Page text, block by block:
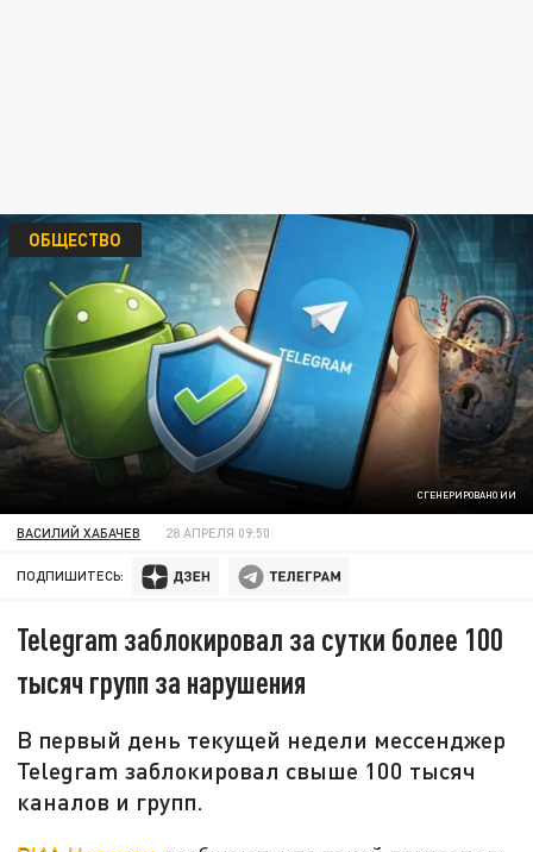
СГЕНЕРИРОВАНО ИИ
ОБЩЕСТВО
ВАСИЛИЙ ХАБАЧЕВ 28 АПРЕЛЯ 09:50
ПОДПИШИТЕСЬ:
Telegram заблокировал за сутки более 100
тысяч групп за нарушения
В первый день текущей недели мессенджер
Telegram заблокировал свыше 100 тысяч
каналов и групп.